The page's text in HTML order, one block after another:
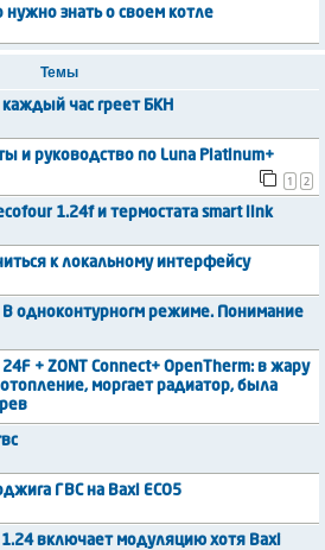
нужно знать о своем котле
Темы
час греет БКН
и руководство по Luna Platinum+
1
2
1.24f и термостата smart link
к локальному интерфейсу
В одноконтурногм режиме. Понимание
+ ZONT Connect+ OpenTherm: в жару
моргает радиатор, была
ГВС на Baxi ECO5
1.24 включает модуляцию хотя Baxi